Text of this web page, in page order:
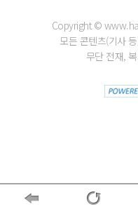
Copyright ©
모든 콘텐츠(기사
무단 전재,